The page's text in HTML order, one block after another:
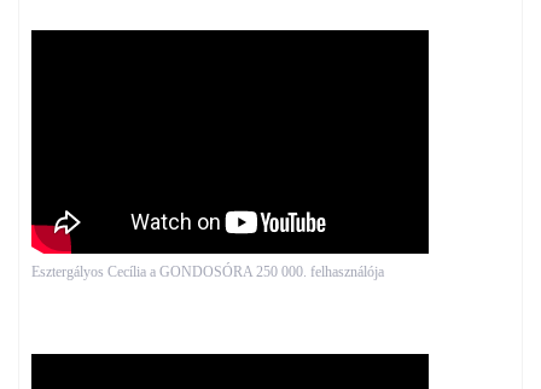
Esztergályos Cecília a GONDOSÓRA 250 000. felhasználója